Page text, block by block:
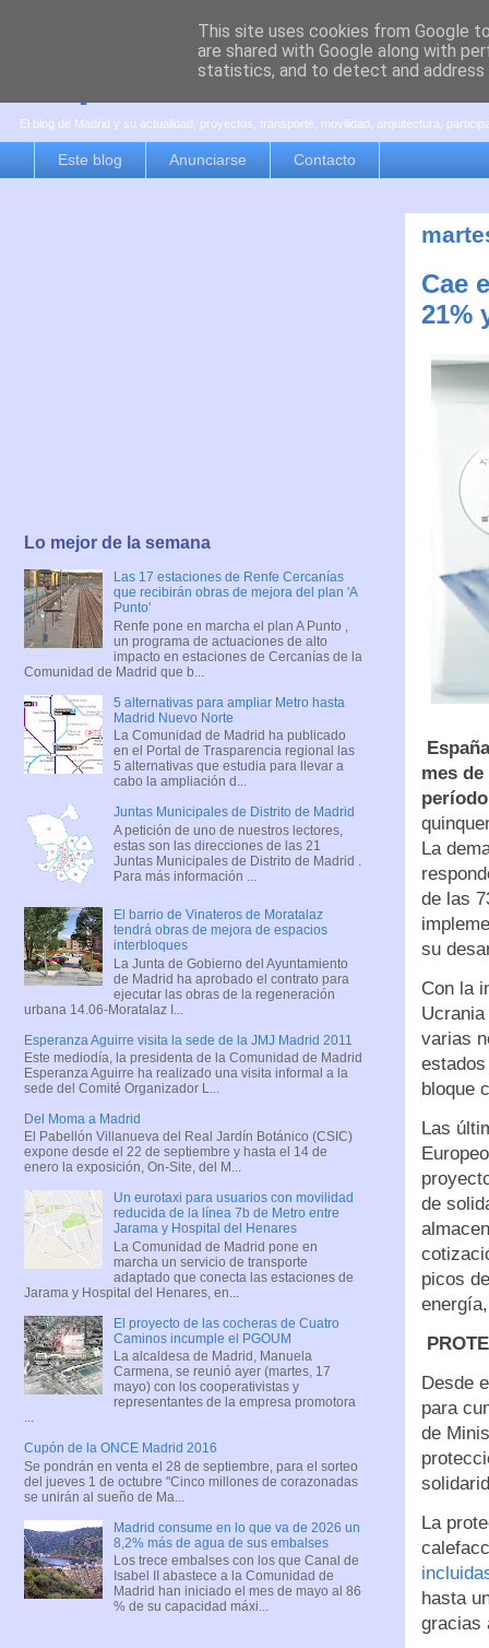
es por madrid
El blog de Madrid y su actualidad, proyectos, transporte, movilidad, arquitectura,
Este blog Anunciarse Contacto
Cae
21%
mes
La
de las
su
Con la
varias
bloque
Las
de
picos
Desde
para
de
La
hasta
gracias
Lo mejor de la semana
Las 17 estaciones de Renfe Cercanías
que recibirán obras de mejora del plan 'A
Punto'
Renfe pone en marcha el plan A Punto ,
un programa de actuaciones de alto
impacto en estaciones de Cercanías de la
Comunidad de Madrid que b...
5 alternativas para ampliar Metro hasta
Madrid Nuevo Norte
La Comunidad de Madrid ha publicado
en el Portal de Trasparencia regional las
5 alternativas que estudia para llevar a
cabo la ampliación d...
Juntas Municipales de Distrito de Madrid
A petición de uno de nuestros lectores,
estas son las direcciones de las 21
Juntas Municipales de Distrito de Madrid .
Para más información ...
El barrio de Vinateros de Moratalaz
tendrá obras de mejora de espacios
interbloques
La Junta de Gobierno del Ayuntamiento
de Madrid ha aprobado el contrato para
ejecutar las obras de la regeneración
urbana 14.06-Moratalaz I...
Esperanza Aguirre visita la sede de la JMJ Madrid 2011
Este mediodía, la presidenta de la Comunidad de Madrid
Esperanza Aguirre ha realizado una visita informal a la
sede del Comité Organizador L...
Del Moma a Madrid
El Pabellón Villanueva del Real Jardín Botánico (CSIC)
expone desde el 22 de septiembre y hasta el 14 de
enero la exposición, On-Site, del M...
Un eurotaxi para usuarios con movilidad
reducida de la línea 7b de Metro entre
Jarama y Hospital del Henares
La Comunidad de Madrid pone en
marcha un servicio de transporte
adaptado que conecta las estaciones de
Jarama y Hospital del Henares, en...
El proyecto de las cocheras de Cuatro
Caminos incumple el PGOUM
La alcaldesa de Madrid, Manuela
Carmena, se reunió ayer (martes, 17
mayo) con los cooperativistas y
representantes de la empresa promotora
...
Cupón de la ONCE Madrid 2016
Se pondrán en venta el 28 de septiembre, para el sorteo
del jueves 1 de octubre "Cinco millones de corazonadas
se unirán al sueño de Ma...
Madrid consume en lo que va de 2026 un
8,2% más de agua de sus embalses
Los trece embalses con los que Canal de
Isabel II abastece a la Comunidad de
Madrid han iniciado el mes de mayo al 86
% de su capacidad máxi...
This site uses cookies from Google
are shared with Google along with
statistics, and to detect and address